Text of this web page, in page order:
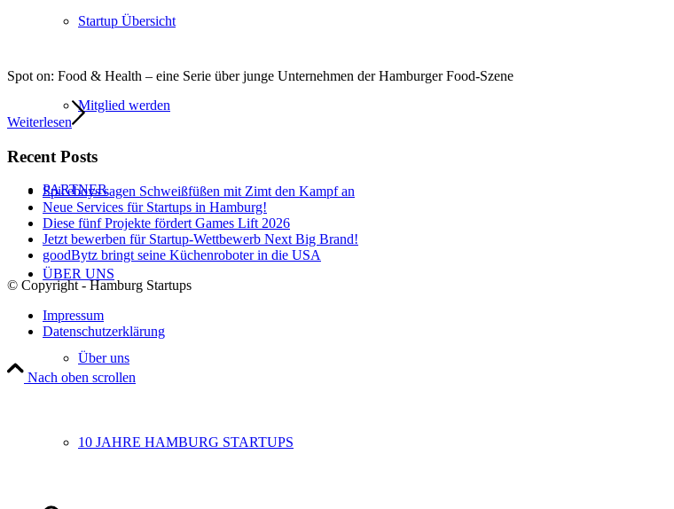
Startup Übersicht
Mitglied werden
PARTNER
ÜBER UNS
Über uns
10 JAHRE HAMBURG STARTUPS
Spot on: Food & Health – eine Serie über junge Unternehmen der Hamburger Food-Szene
Weiterlesen
Recent Posts
Spiceboys sagen Schweißfüßen mit Zimt den Kampf an
Neue Services für Startups in Hamburg!
Diese fünf Projekte fördert Games Lift 2026
Jetzt bewerben für Startup-Wettbewerb Next Big Brand!
goodBytz bringt seine Küchenroboter in die USA
© Copyright - Hamburg Startups
Impressum
Datenschutzerklärung
Nach oben scrollen